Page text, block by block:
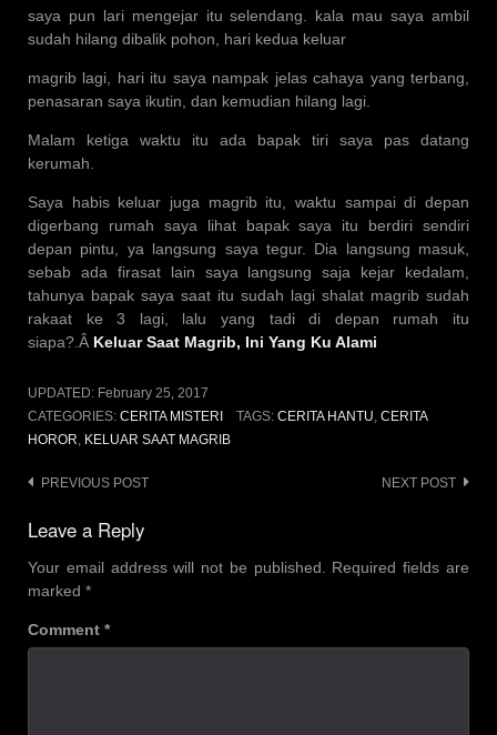
saya pun lari mengejar itu selendang. kala mau saya ambil
sudah hilang dibalik pohon, hari kedua keluar
magrib lagi, hari itu saya nampak jelas cahaya yang terbang,
penasaran saya ikutin, dan kemudian hilang lagi.
Malam ketiga waktu itu ada bapak tiri saya pas datang
kerumah.
Saya habis keluar juga magrib itu, waktu sampai di depan
digerbang rumah saya lihat bapak saya itu berdiri sendiri
depan pintu, ya langsung saya tegur. Dia langsung masuk,
sebab ada firasat lain saya langsung saja kejar kedalam,
tahunya bapak saya saat itu sudah lagi shalat magrib sudah
rakaat ke 3 lagi, lalu yang tadi di depan rumah itu
siapa?.Â Keluar Saat Magrib, Ini Yang Ku Alami
UPDATED: February 25, 2017
CATEGORIES: CERITA MISTERI TAGS: CERITA HANTU, CERITA
HOROR, KELUAR SAAT MAGRIB
Post
navigation
PREVIOUS POST NEXT POST
Leave a Reply
Your email address will not be published.
Required fields are
marked *
Comment *